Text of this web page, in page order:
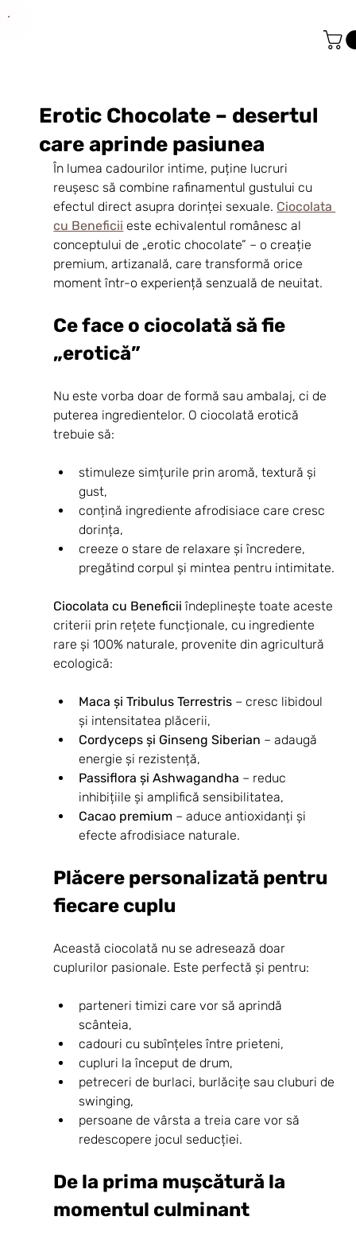
Erotic Chocolate – desertul
care aprinde pasiunea
În lumea cadourilor intime, puține lucruri
reușesc să combine rafinamentul gustului cu
efectul direct asupra dorinței sexuale. Ciocolata
cu Beneficii este echivalentul românesc al
conceptului de „erotic chocolate” – o creație
premium, artizanală, care transformă orice
moment într-o experiență senzuală de neuitat.
Ce face o ciocolată să fie
„erotică”
Nu este vorba doar de formă sau ambalaj, ci de
puterea ingredientelor. O ciocolată erotică
trebuie să:
stimuleze simțurile prin aromă, textură și
gust,
conțină ingrediente afrodisiace care cresc
dorința,
creeze o stare de relaxare și încredere,
pregătind corpul și mintea pentru intimitate.
Ciocolata cu Beneficii îndeplinește toate aceste
criterii prin rețete funcționale, cu ingrediente
rare și 100% naturale, provenite din agricultură
ecologică:
Maca și Tribulus Terrestris – cresc libidoul
și intensitatea plăcerii,
Cordyceps și Ginseng Siberian – adaugă
energie și rezistență,
Passiflora și Ashwagandha – reduc
inhibițiile și amplifică sensibilitatea,
Cacao premium – aduce antioxidanți și
efecte afrodisiace naturale.
Plăcere personalizată pentru
fiecare cuplu
Această ciocolată nu se adresează doar
cuplurilor pasionale. Este perfectă și pentru:
parteneri timizi care vor să aprindă
scânteia,
cadouri cu subînțeles între prieteni,
cupluri la început de drum,
petreceri de burlaci, burlăcițe sau cluburi de
swinging,
persoane de vârsta a treia care vor să
redescopere jocul seducției.
De la prima mușcătură la
momentul culminant